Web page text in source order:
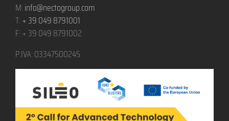
M:info@nectogroup.com
T:+ 39 049 8791001
F: + 39 049 8791002
P.IVA: 03347500245